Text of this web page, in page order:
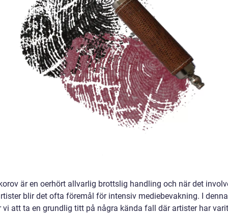
är en oerhört allvarlig brottslig handling och när det
blir det ofta föremål för intensiv mediebevakning. I
vi att ta en grundlig titt på några kända fall där artister har varit